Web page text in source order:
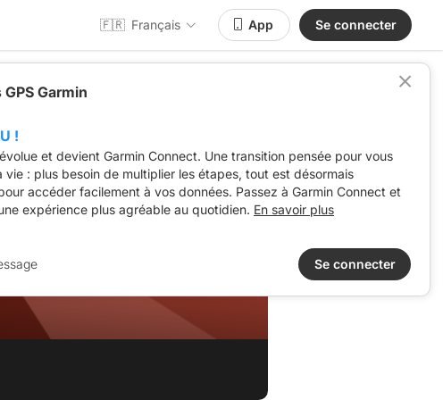
🇫🇷 Français App Se connecter
Garmin
!
et devient Garmin Connect. Une transition pensée pour vous
vie : plus besoin de multiplier les étapes, tout est désormais
accéder facilement à vos données. Passez à Garmin Connect et
expérience plus agréable au quotidien. En savoir plus
Se connecter